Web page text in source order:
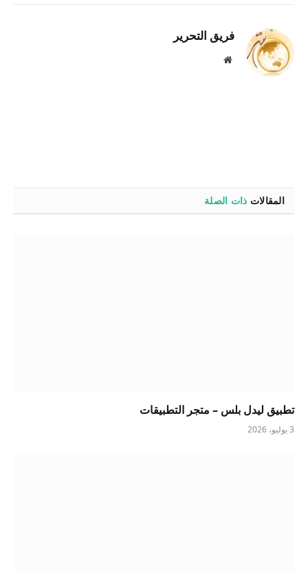
فريق التحرير
موقع
المقالات ذات الصلة
تطبيق ليدل بلس – متجر التطبيقات
3 يوليو، 2026